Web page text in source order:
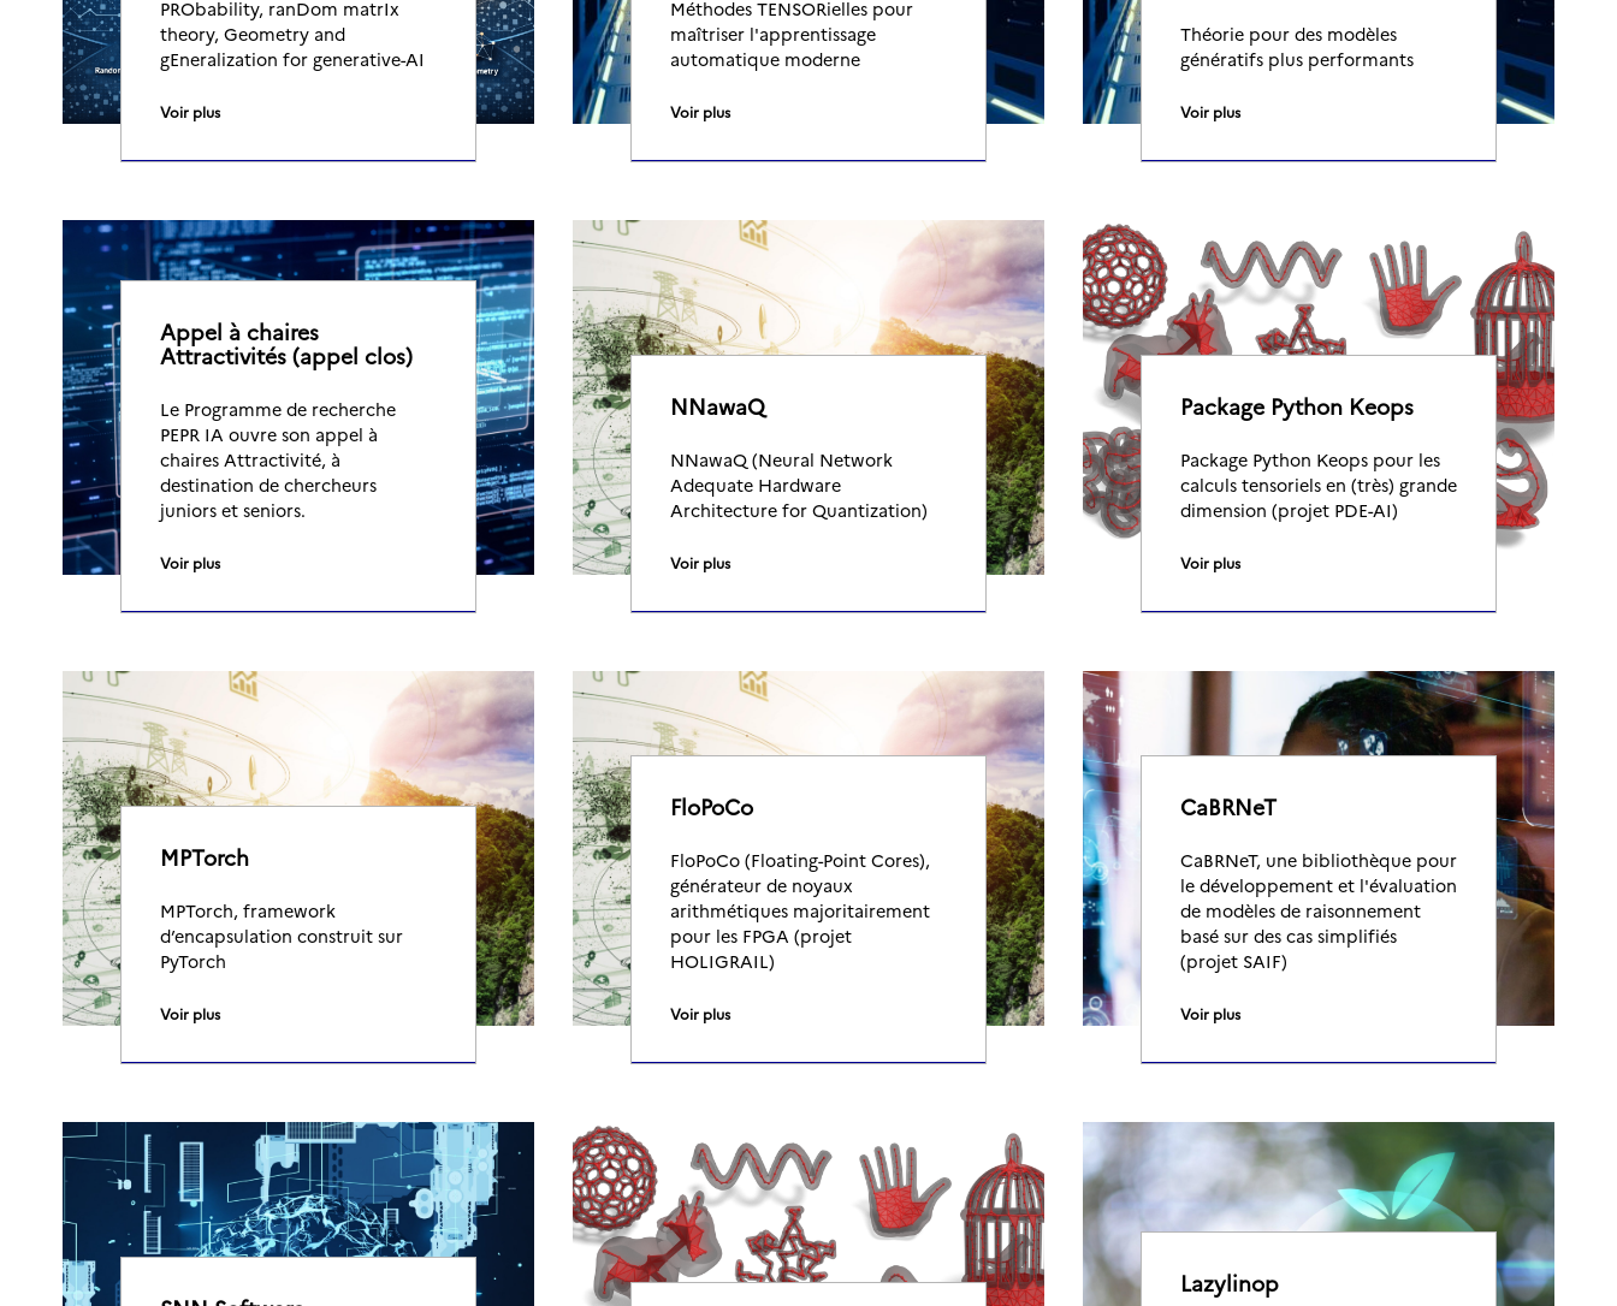
PRObability, ranDom matrIx
theory, Geometry and
gEneralization for generative-AI
Voir plus
Méthodes TENSORielles pour
maîtriser l'apprentissage
automatique moderne
Voir plus
Théorie pour des modèles
génératifs plus performants
Voir plus
Appel à chaires
Attractivités (appel clos)
Le Programme de recherche
PEPR IA ouvre son appel à
chaires Attractivité, à
destination de chercheurs
juniors et seniors.
Voir plus
NNawaQ
NNawaQ (Neural Network
Adequate Hardware
Architecture for Quantization)
Voir plus
Package Python Keops
Package Python Keops pour les
calculs tensoriels en (très) grande
dimension (projet PDE-AI)
Voir plus
MPTorch
MPTorch, framework
d’encapsulation construit sur
PyTorch
Voir plus
FloPoCo
FloPoCo (Floating-Point Cores),
générateur de noyaux
arithmétiques majoritairement
pour les FPGA (projet
HOLIGRAIL)
Voir plus
CaBRNeT
CaBRNeT, une bibliothèque pour
le développement et l'évaluation
de modèles de raisonnement
basé sur des cas simplifiés
(projet SAIF)
Voir plus
Lazylinop